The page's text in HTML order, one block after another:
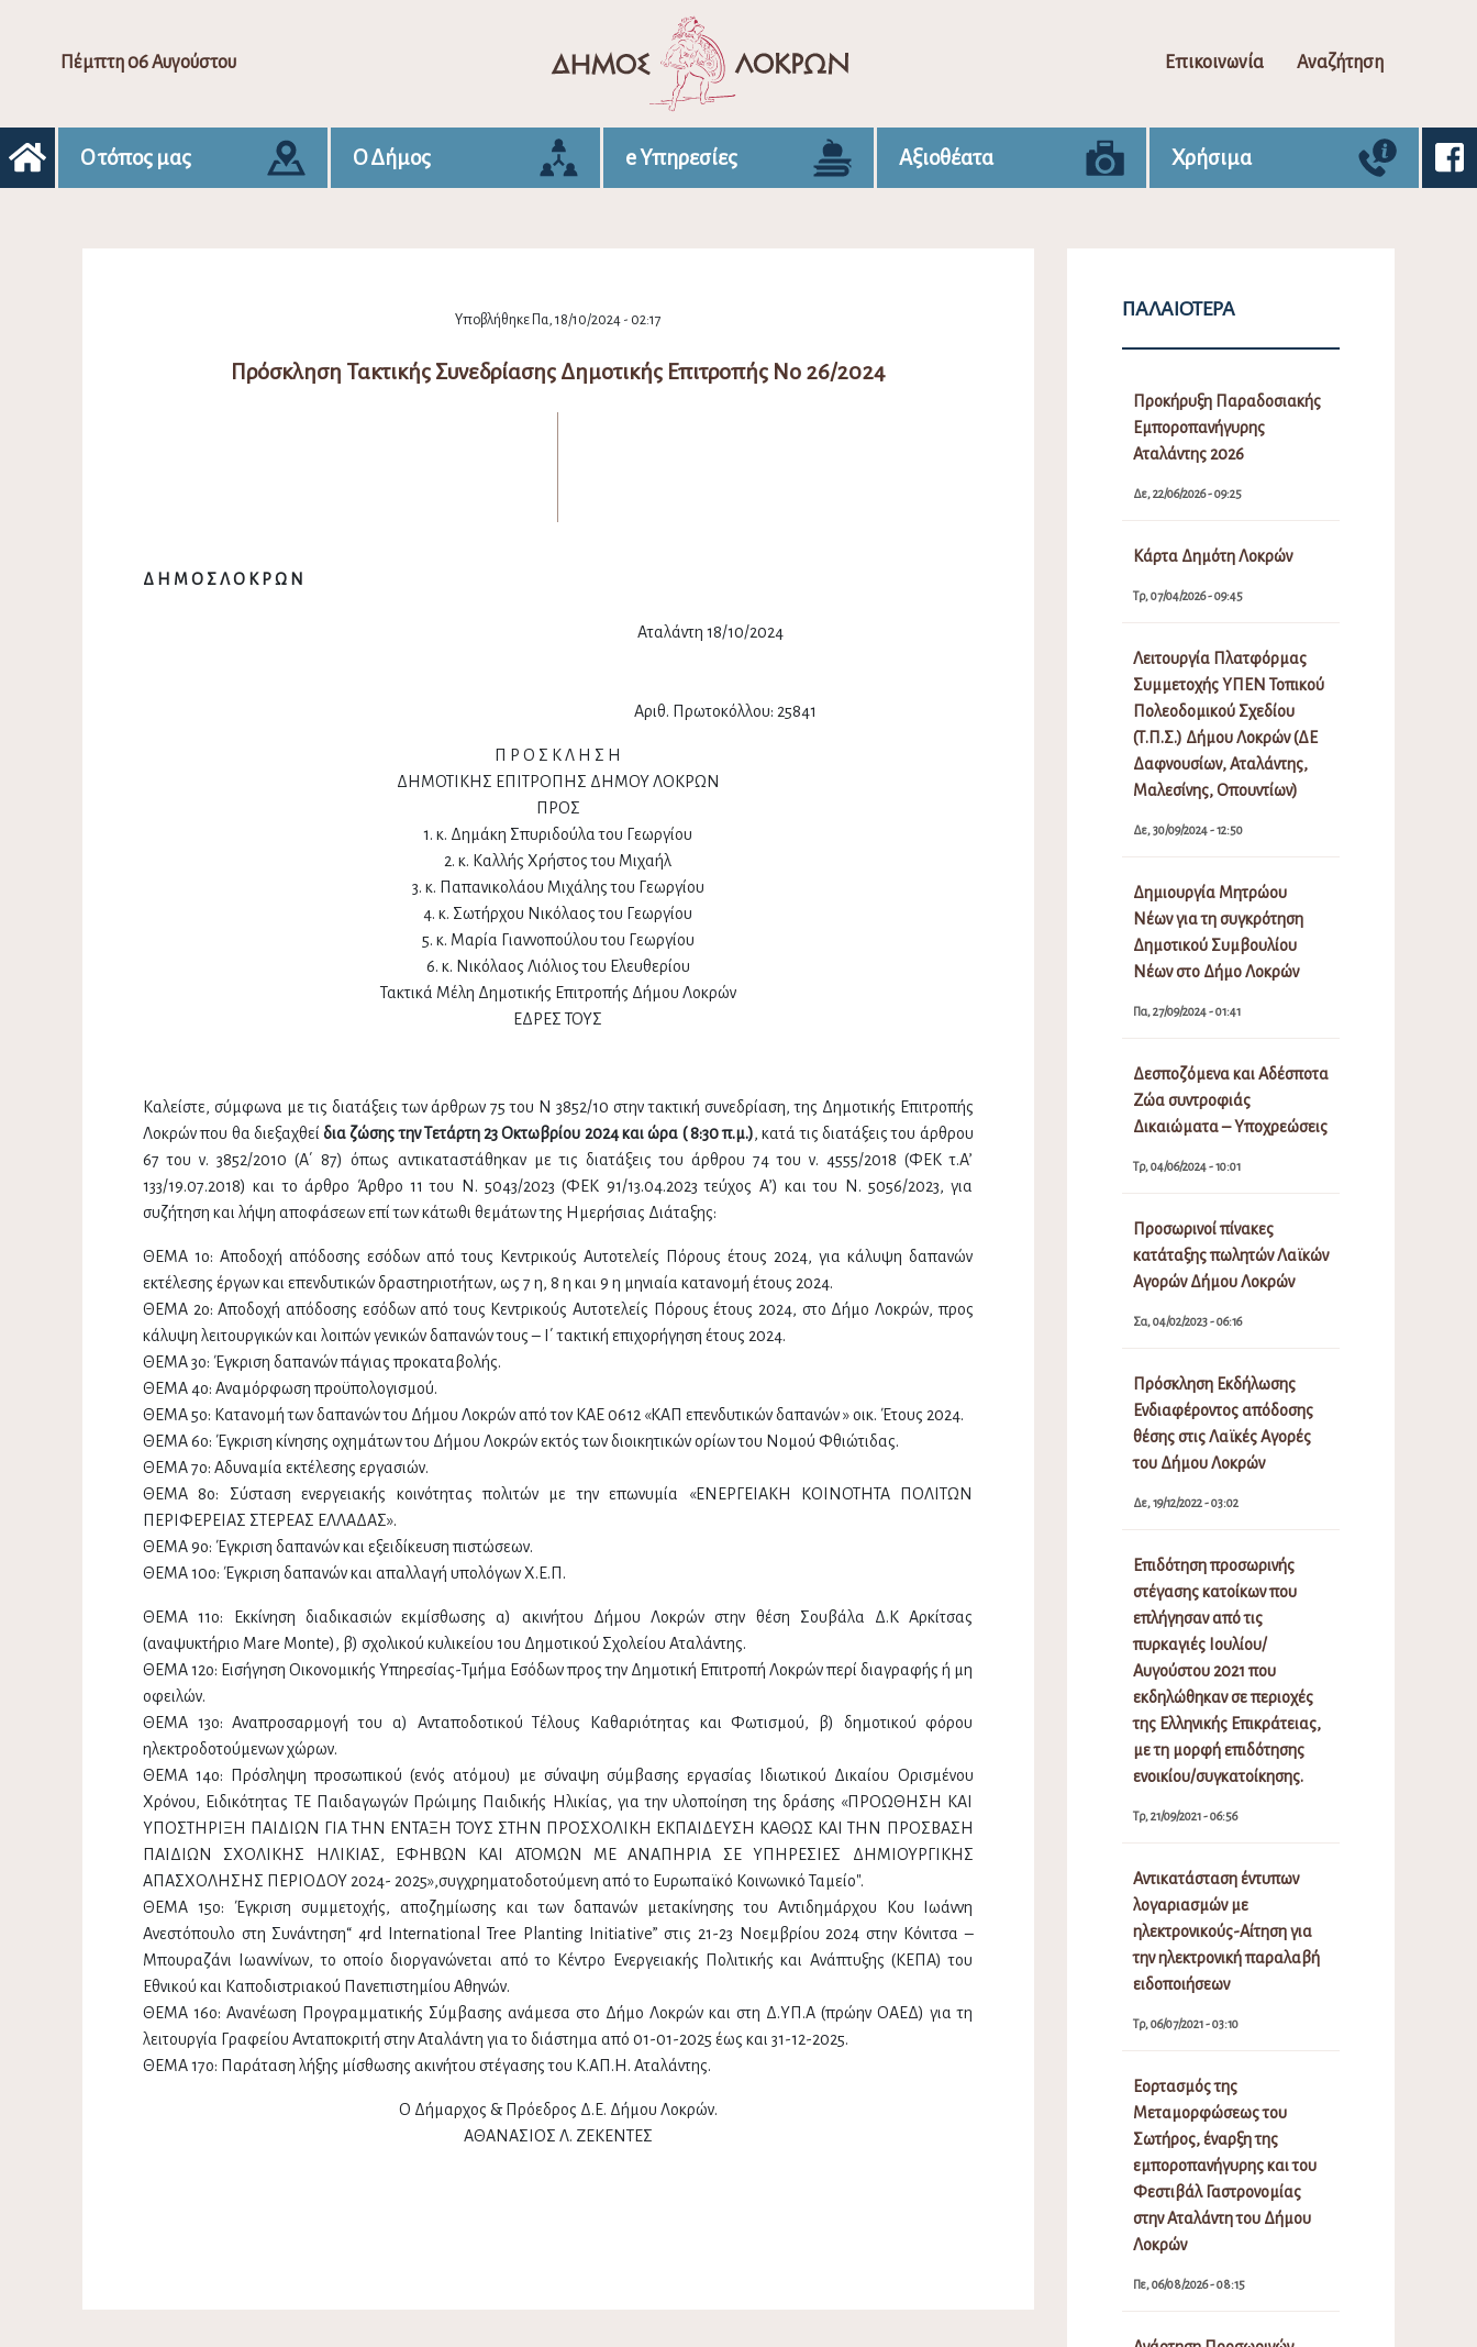
Πέμπτη 06 Αυγούστου Επικοινωνία Αναζήτηση
Ο τόπος μας Ο Δήμος e Υπηρεσίες Αξιοθέατα Χρήσιμα
Υποβλήθηκε Πα, 18/10/2024 - 02:17
Πρόσκληση Τακτικής Συνεδρίασης Δημοτικής Επιτροπής Νο 26/2024
Δ Η Μ Ο Σ Λ Ο Κ Ρ Ω Ν
Αταλάντη 18/10/2024
Αριθ. Πρωτοκόλλου: 25841
Π Ρ Ο Σ Κ Λ Η Σ Η
ΔΗΜΟΤΙΚΗΣ ΕΠΙΤΡΟΠΗΣ ΔΗΜΟΥ ΛΟΚΡΩΝ
ΠΡΟΣ
1. κ. Δημάκη Σπυριδούλα του Γεωργίου
2. κ. Καλλής Χρήστος του Μιχαήλ
3. κ. Παπανικολάου Μιχάλης του Γεωργίου
4. κ. Σωτήρχου Νικόλαος του Γεωργίου
5. κ. Μαρία Γιαννοπούλου του Γεωργίου
6. κ. Νικόλαος Λιόλιος του Ελευθερίου
Τακτικά Μέλη Δημοτικής Επιτροπής Δήμου Λοκρών
ΕΔΡΕΣ ΤΟΥΣ
Καλείστε, σύμφωνα με τις διατάξεις των άρθρων 75 του Ν 3852/10 στην τακτική συνεδρίαση, της Δημοτικής Επιτροπής
Λοκρών που θα διεξαχθείδια ζώσης την Τετάρτη 23 Οκτωβρίου 2024 και ώρα ( 8:30 π.μ.), κατά τις διατάξεις του άρθρου
67 του ν. 3852/2010 (Α΄ 87) όπως αντικαταστάθηκαν με τις διατάξεις του άρθρου 74 του ν. 4555/2018 (ΦΕΚ τ.Α’
133/19.07.2018) και το άρθρο Άρθρο 11 του Ν. 5043/2023 (ΦΕΚ 91/13.04.2023 τεύχος Α’) και του Ν. 5056/2023, για
συζήτηση και λήψη αποφάσεων επί των κάτωθι θεμάτων της Ημερήσιας Διάταξης:
ΘΕΜΑ 1ο: Αποδοχή απόδοσης εσόδων από τους Κεντρικούς Αυτοτελείς Πόρους έτους 2024, για κάλυψη δαπανών
εκτέλεσης έργων και επενδυτικών δραστηριοτήτων, ως 7 η, 8 η και 9 η μηνιαία κατανομή έτους 2024.
ΘΕΜΑ 2ο: Αποδοχή απόδοσης εσόδων από τους Κεντρικούς Αυτοτελείς Πόρους έτους 2024, στο Δήμο Λοκρών, προς
κάλυψη λειτουργικών και λοιπών γενικών δαπανών τους – Ι΄ τακτική επιχορήγηση έτους 2024.
ΘΕΜΑ 3ο: Έγκριση δαπανών πάγιας προκαταβολής.
ΘΕΜΑ 4ο: Αναμόρφωση προϋπολογισμού.
ΘΕΜΑ 5ο: Κατανομή των δαπανών του Δήμου Λοκρών από τον ΚΑΕ 0612 «ΚΑΠ επενδυτικών δαπανών » οικ. Έτους 2024.
ΘΕΜΑ 6ο: Έγκριση κίνησης οχημάτων του Δήμου Λοκρών εκτός των διοικητικών ορίων του Νομού Φθιώτιδας.
ΘΕΜΑ 7ο: Αδυναμία εκτέλεσης εργασιών.
ΘΕΜΑ 8ο: Σύσταση ενεργειακής κοινότητας πολιτών με την επωνυμία «ΕΝΕΡΓΕΙΑΚΗ ΚΟΙΝΟΤΗΤΑ ΠΟΛΙΤΩΝ
ΠΕΡΙΦΕΡΕΙΑΣ ΣΤΕΡΕΑΣ ΕΛΛΑΔΑΣ».
ΘΕΜΑ 9ο: Έγκριση δαπανών και εξειδίκευση πιστώσεων.
ΘΕΜΑ 10ο: Έγκριση δαπανών και απαλλαγή υπολόγων Χ.Ε.Π.
ΘΕΜΑ 11ο: Εκκίνηση διαδικασιών εκμίσθωσης α) ακινήτου Δήμου Λοκρών στην θέση Σουβάλα Δ.Κ Αρκίτσας
(αναψυκτήριο Mare Μonte), β) σχολικού κυλικείου 1ου Δημοτικού Σχολείου Αταλάντης.
ΘΕΜΑ 12ο: Εισήγηση Οικονομικής Υπηρεσίας-Τμήμα Εσόδων προς την Δημοτική Επιτροπή Λοκρών περί διαγραφής ή μη
οφειλών.
ΘΕΜΑ 13ο: Αναπροσαρμογή του α) Ανταποδοτικού Τέλους Καθαριότητας και Φωτισμού, β) δημοτικού φόρου
ηλεκτροδοτούμενων χώρων.
ΘΕΜΑ 14ο: Πρόσληψη προσωπικού (ενός ατόμου) με σύναψη σύμβασης εργασίας Ιδιωτικού Δικαίου Ορισμένου
Χρόνου, Ειδικότητας ΤΕ Παιδαγωγών Πρώιμης Παιδικής Ηλικίας, για την υλοποίηση της δράσης «ΠΡΟΩΘΗΣΗ ΚΑΙ
ΥΠΟΣΤΗΡΙΞΗ ΠΑΙΔΙΩΝ ΓΙΑ ΤΗΝ ΕΝΤΑΞΗ ΤΟΥΣ ΣΤΗΝ ΠΡΟΣΧΟΛΙΚΗ ΕΚΠΑΙΔΕΥΣΗ ΚΑΘΩΣ ΚΑΙ ΤΗΝ ΠΡΟΣΒΑΣΗ
ΠΑΙΔΙΩΝ ΣΧΟΛΙΚΗΣ ΗΛΙΚΙΑΣ, ΕΦΗΒΩΝ ΚΑΙ ΑΤΟΜΩΝ ΜΕ ΑΝΑΠΗΡΙΑ ΣΕ ΥΠΗΡΕΣΙΕΣ ΔΗΜΙΟΥΡΓΙΚΗΣ
ΑΠΑΣΧΟΛΗΣΗΣ ΠΕΡΙΟΔΟΥ 2024- 2025»,συγχρηματοδοτούμενη από το Ευρωπαϊκό Κοινωνικό Ταμείο".
ΘΕΜΑ 15ο: Έγκριση συμμετοχής, αποζημίωσης και των δαπανών μετακίνησης του Αντιδημάρχου Κου Ιωάννη
Ανεστόπουλο στη Συνάντηση“ 4rd International Tree Planting Initiative” στις 21-23 Νοεμβρίου 2024 στην Κόνιτσα –
Μπουραζάνι Ιωαννίνων, το οποίο διοργανώνεται από το Κέντρο Ενεργειακής Πολιτικής και Ανάπτυξης (ΚΕΠΑ) του
Εθνικού και Καποδιστριακού Πανεπιστημίου Αθηνών.
ΘΕΜΑ 16ο: Ανανέωση Προγραμματικής Σύμβασης ανάμεσα στο Δήμο Λοκρών και στη Δ.ΥΠ.Α (πρώην ΟΑΕΔ) για τη
λειτουργία Γραφείου Ανταποκριτή στην Αταλάντη για το διάστημα από 01-01-2025 έως και 31-12-2025.
ΘΕΜΑ 17ο: Παράταση λήξης μίσθωσης ακινήτου στέγασης του Κ.ΑΠ.Η. Αταλάντης.
Ο Δήμαρχος & Πρόεδρος Δ.Ε. Δήμου Λοκρών.
ΑΘΑΝΑΣΙΟΣ Λ. ΖΕΚΕΝΤΕΣ
ΠΑΛΑΙΌΤΕΡΑ
Προκήρυξη Παραδοσιακής
Εμποροπανήγυρης
Αταλάντης 2026
Δε, 22/06/2026 - 09:25
Κάρτα Δημότη Λοκρών
Τρ, 07/04/2026 - 09:45
Λειτουργία Πλατφόρμας
Συμμετοχής ΥΠΕΝ Τοπικού
Πολεοδομικού Σχεδίου
(Τ.Π.Σ.) Δήμου Λοκρών (ΔΕ
Δαφνουσίων, Αταλάντης,
Μαλεσίνης, Οπουντίων)
Δε, 30/09/2024 - 12:50
Δημιουργία Μητρώου
Νέων για τη συγκρότηση
Δημοτικού Συμβουλίου
Νέων στο Δήμο Λοκρών
Πα, 27/09/2024 - 01:41
Δεσποζόμενα και Αδέσποτα
Ζώα συντροφιάς
Δικαιώματα – Υποχρεώσεις
Τρ, 04/06/2024 - 10:01
Προσωρινοί πίνακες
κατάταξης πωλητών Λαϊκών
Αγορών Δήμου Λοκρών
Σα, 04/02/2023 - 06:16
Πρόσκληση Εκδήλωσης
Ενδιαφέροντος απόδοσης
θέσης στις Λαϊκές Αγορές
του Δήμου Λοκρών
Δε, 19/12/2022 - 03:02
Επιδότηση προσωρινής
στέγασης κατοίκων που
επλήγησαν από τις
πυρκαγιές Ιουλίου/
Αυγούστου 2021 που
εκδηλώθηκαν σε περιοχές
της Ελληνικής Επικράτειας,
με τη μορφή επιδότησης
ενοικίου/συγκατοίκησης.
Τρ, 21/09/2021 - 06:56
Αντικατάσταση έντυπων
λογαριασμών με
ηλεκτρονικούς-Αίτηση για
την ηλεκτρονική παραλαβή
ειδοποιήσεων
Τρ, 06/07/2021 - 03:10
Εορτασμός της
Μεταμορφώσεως του
Σωτήρος, έναρξη της
εμποροπανήγυρης και του
Φεστιβάλ Γαστρονομίας
στην Αταλάντη του Δήμου
Λοκρών
Πε, 06/08/2026 - 08:15